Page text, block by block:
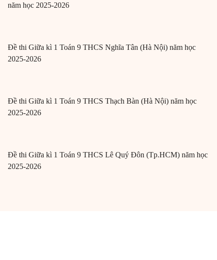
năm học 2025-2026
Đề thi Giữa kì 1 Toán 9 THCS Nghĩa Tân (Hà Nội) năm học
2025-2026
Đề thi Giữa kì 1 Toán 9 THCS Thạch Bàn (Hà Nội) năm học
2025-2026
Đề thi Giữa kì 1 Toán 9 THCS Lê Quý Đôn (Tp.HCM) năm học
2025-2026